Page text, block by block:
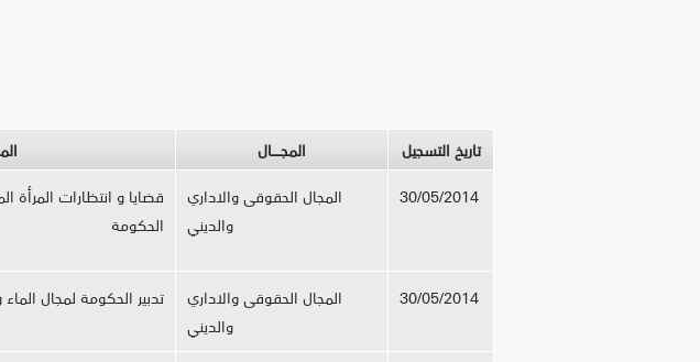
المجــــال
تاريخ التسجيل
قضايا و انتظارات المرأة
الحكومة
المجال الحقوقى والاداري
والديني
30/05/2014
تدبير الحكومة لمجال
المجال الحقوقى والاداري
والديني
30/05/2014